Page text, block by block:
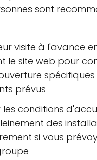
sont
visite à l'avance
le site web pour
spécifiques
prévus
les conditions
des
si vous